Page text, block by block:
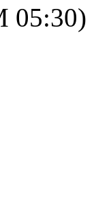
05:30)